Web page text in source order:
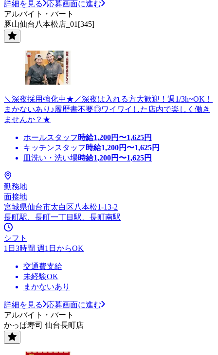
詳細を見る
応募画面に進む
アルバイト・パート
豚山仙台八本松店_01[345]
＼深夜採用強化中★／深夜は入れる方大歓迎！週1/3h~OK！
まかないあり♪履歴書不要◎ワイワイした店内で楽しく働き
ませんか？★
ホールスタッフ 時給1,200円〜1,625円
キッチンスタッフ 時給1,200円〜1,625円
皿洗い・洗い場時給1,200円〜1,625円
勤務地
面接地
宮城県仙台市太白区八本松1-13-2
長町駅、長町一丁目駅、長町南駅
シフト
1日3時間 週1日からOK
交通費支給
未経験OK
まかないあり
詳細を見る
応募画面に進む
アルバイト・パート
かっぱ寿司 仙台長町店